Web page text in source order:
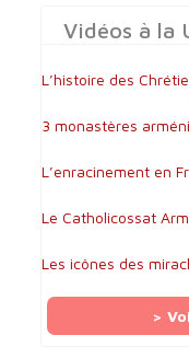
Vidéos à la
L’histoire des
3 monastères
L’enracinement en
Le Catholicossat
Les icônes des
>